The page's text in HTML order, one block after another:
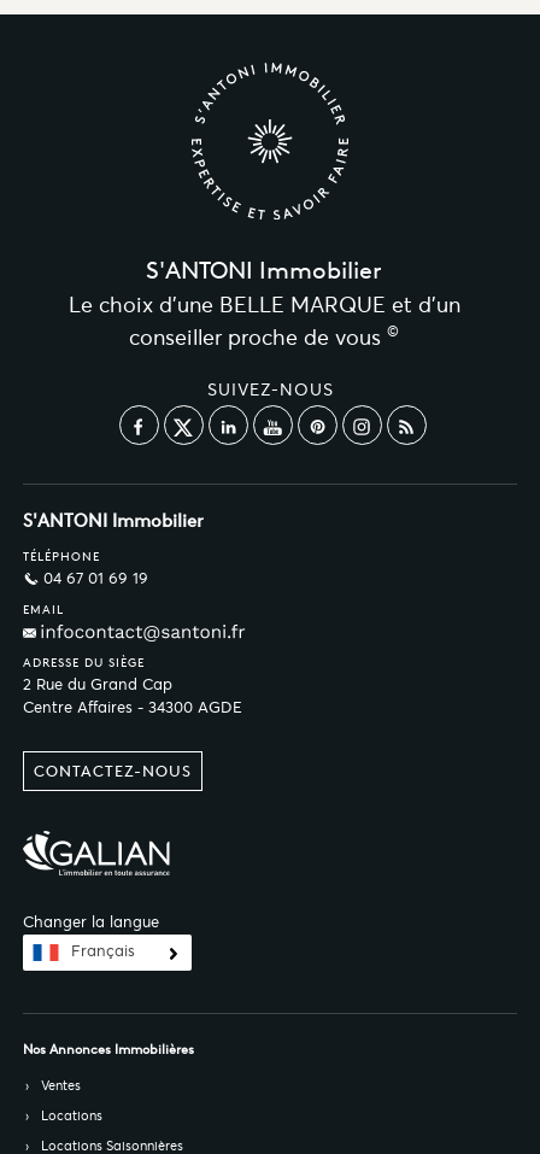
S'ANTONI Immobilier
Le choix d’une BELLE MARQUE et d’un
conseiller proche de vous ©
SUIVEZ-NOUS
S'ANTONI Immobilier
TÉLÉPHONE
04 67 01 69 19
EMAIL
ADRESSE DU SIÈGE
2 Rue du Grand Cap
Centre Affaires - 34300 AGDE
CONTACTEZ-NOUS
Changer la langue
Français
Nos Annonces Immobilières
Ventes
Locations
Locations Saisonnières